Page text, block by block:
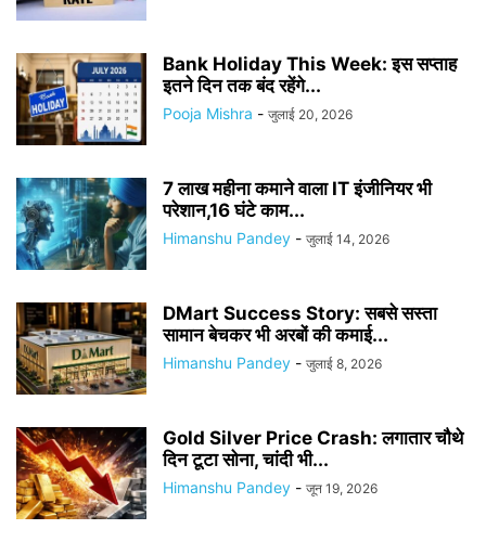
Bank Holiday This Week: इस सप्ताह
इतने दिन तक बंद रहेंगे...
Pooja Mishra - जुलाई 20, 2026
7 लाख महीना कमाने वाला IT इंजीनियर भी
परेशान,16 घंटे काम...
Himanshu Pandey - जुलाई 14, 2026
DMart Success Story: सबसे सस्ता
सामान बेचकर भी अरबों की कमाई...
Himanshu Pandey - जुलाई 8, 2026
Gold Silver Price Crash: लगातार चौथे
दिन टूटा सोना, चांदी भी...
Himanshu Pandey - जून 19, 2026